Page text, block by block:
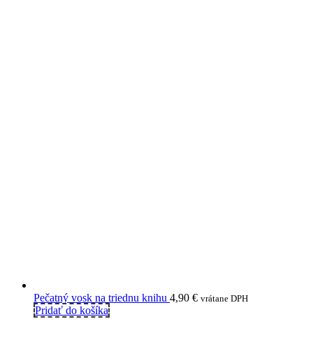
Pečatný vosk na triednu knihu 4,90 € vrátane DPH
Pridať do košíka